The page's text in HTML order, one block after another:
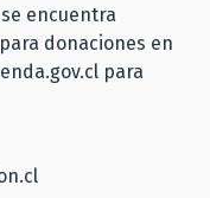
encuentra
donaciones en
para